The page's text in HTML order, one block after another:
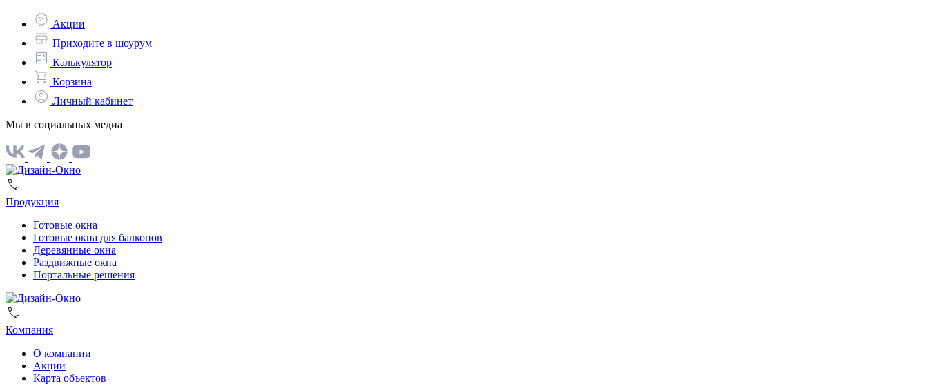
Акции
Приходите в шоурум
Калькулятор
Корзина
Личный кабинет
Мы в социальных медиа
Продукция
Готовые окна
Готовые окна для балконов
Деревянные окна
Раздвижные окна
Портальные решения
Компания
О компании
Акции
Карта объектов